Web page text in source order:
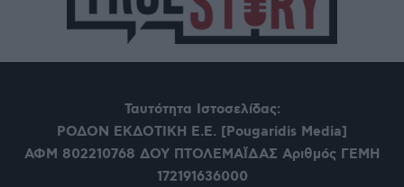
Ταυτότητα Ιστοσελίδας:
ΡΟΔΟΝ ΕΚΔΟΤΙΚΗ Ε.Ε. [Pougaridis Media]
ΑΦΜ 802210768 ΔΟΥ ΠΤΟΛΕΜΑΪΔΑΣ Αριθμός ΓΕΜΗ
172191636000